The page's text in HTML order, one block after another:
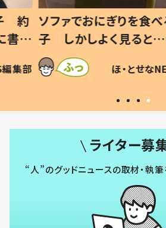
歳息
？」
編集部
小1から不登校、息子
ッド」だった 父が“ウ
作り続ける理由とは #
#令和の子
SNSで話題 ほ・とせ
ライター募集
“人”のグッドニュースの取材・執